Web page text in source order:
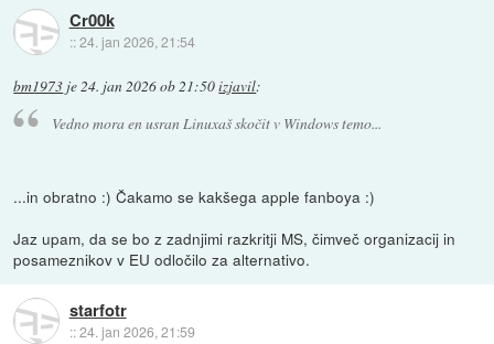
Cr00k
::24. jan 2026, 21:54
bm1973 je24. jan 2026 ob 21:50izjavil:
Vedno mora en usran Linuxaš skočit v Windows temo...
...in obratno :) Čakamo se kakšega apple fanboya :)
Jaz upam, da se bo z zadnjimi razkritji MS, čimveč organizacij in
posameznikov v EU odločilo za alternativo.
starfotr
::24. jan 2026, 21:59